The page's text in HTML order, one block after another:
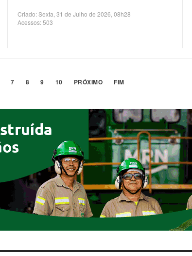
Criado: Sexta, 31 de Julho de 2026, 08h28
Acessos: 503
7 8 9 10 PRÓXIMO FIM